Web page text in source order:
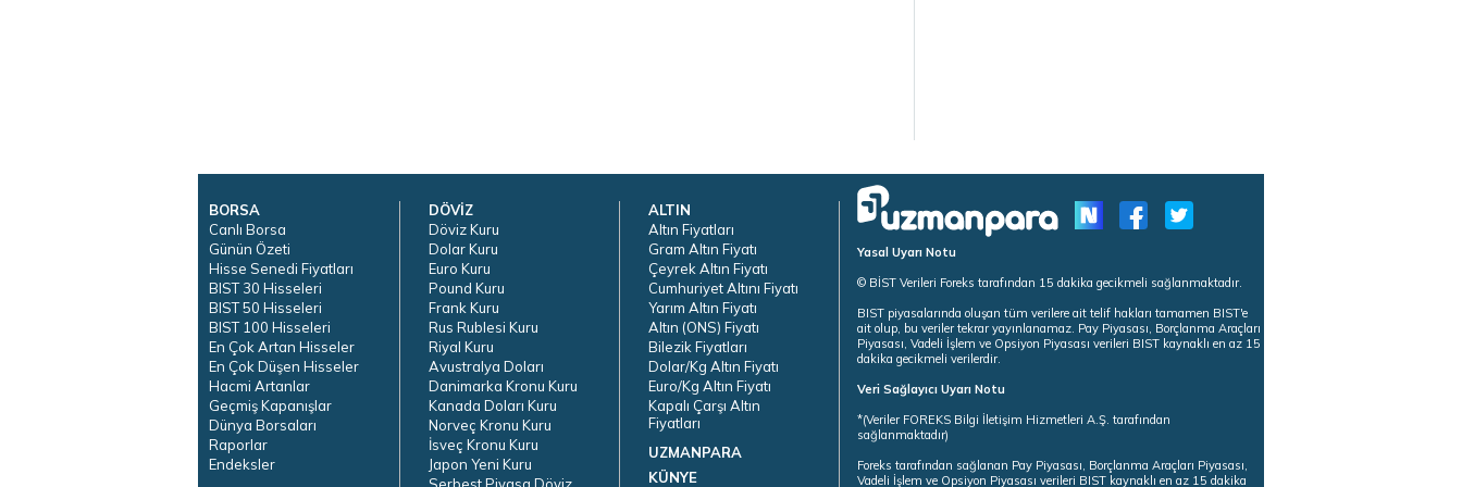
BORSA
Canlı Borsa
Günün Özeti
Hisse Senedi Fiyatları
BIST 30 Hisseleri
BIST 50 Hisseleri
BIST 100 Hisseleri
En Çok Artan Hisseler
En Çok Düşen Hisseler
Hacmi Artanlar
Geçmiş Kapanışlar
Dünya Borsaları
Raporlar
Endeksler
DÖVİZ
Döviz Kuru
Dolar Kuru
Euro Kuru
Pound Kuru
Frank Kuru
Rus Rublesi Kuru
Riyal Kuru
Avustralya Doları
Danimarka Kronu Kuru
Kanada Doları Kuru
Norveç Kronu Kuru
İsveç Kronu Kuru
Japon Yeni Kuru
Serbest Piyasa Döviz
ALTIN
Altın Fiyatları
Gram Altın Fiyatı
Çeyrek Altın Fiyatı
Cumhuriyet Altını Fiyatı
Yarım Altın Fiyatı
Altın (ONS) Fiyatı
Bilezik Fiyatları
Dolar/Kg Altın Fiyatı
Euro/Kg Altın Fiyatı
Kapalı Çarşı Altın
Fiyatları
UZMANPARA
KÜNYE
Yasal Uyarı Notu
© BİST Verileri Foreks tarafından 15 dakika gecikmeli sağlanmaktadır.
BIST piyasalarında oluşan tüm verilere ait telif hakları tamamen BIST'e
ait olup, bu veriler tekrar yayınlanamaz. Pay Piyasası, Borçlanma Araçları
Piyasası, Vadeli İşlem ve Opsiyon Piyasası verileri BIST kaynaklı en az 15
dakika gecikmeli verilerdir.
Veri Sağlayıcı Uyarı Notu
*(Veriler FOREKS Bilgi İletişim Hizmetleri A.Ş. tarafından
sağlanmaktadır)
Foreks tarafından sağlanan Pay Piyasası, Borçlanma Araçları Piyasası,
Vadeli İşlem ve Opsiyon Piyasası verileri BIST kaynaklı en az 15 dakika